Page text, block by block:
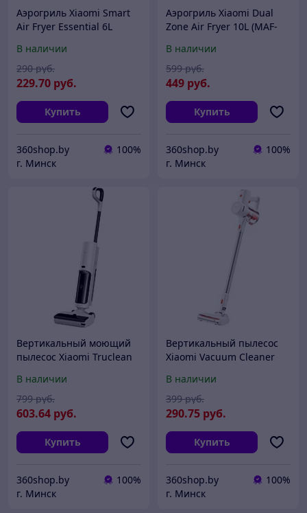
Аэрогриль Xiaomi Smart
Air Fryer Essential 6L
международная версия)
В наличии
229.70 руб.
290 руб.
Купить
360shop.by
100%
г. Минск
Аэрогриль Xiaomi Dual
Zone Air Fryer 10L (MAF-
версия, черный)
В наличии
449 руб.
599 руб.
Купить
360shop.by
100%
г. Минск
Вертикальный моющий
пылесос Xiaomi Truclean
(BHR8833EU,
международная версия)
В наличии
603.64 руб.
799 руб.
Купить
360shop.by
100%
г. Минск
Вертикальный пылесос
Xiaomi Vacuum Cleaner
(BHR8195EU,
международная версия)
В наличии
290.75 руб.
399 руб.
Купить
360shop.by
100%
г. Минск